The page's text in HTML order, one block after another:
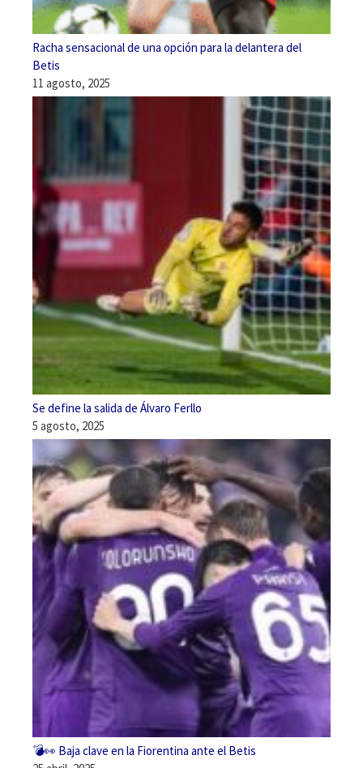
Racha sensacional de una opción para la delantera del
Betis
11 agosto, 2025
Se define la salida de Álvaro Ferllo
5 agosto, 2025
💣👀 Baja clave en la Fiorentina ante el Betis